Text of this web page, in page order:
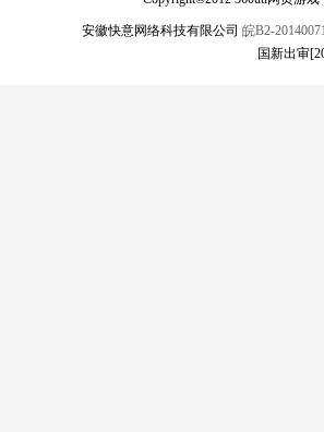
安徽快意网络科技有限公司 皖B2-
国新出审